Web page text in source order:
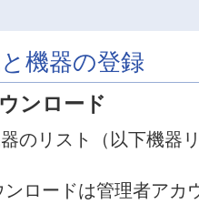
機器の登録
ンロード
のリスト（以下機器
ロードは管理者アカ